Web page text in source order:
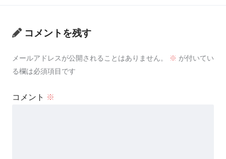
コメントを残す
メールアドレスが公開されることはありません。 ※ が付いてい
る欄は必須項目です
コメント ※